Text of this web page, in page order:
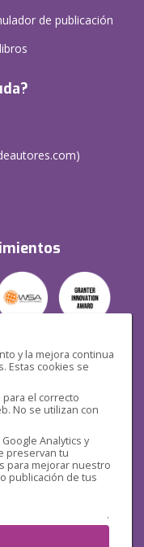
y la mejora continua
Estas cookies se
el correcto
No se utilizan con
Analytics y
preservan tu
para mejorar nuestro
publicación de tus
.
de publicación
)